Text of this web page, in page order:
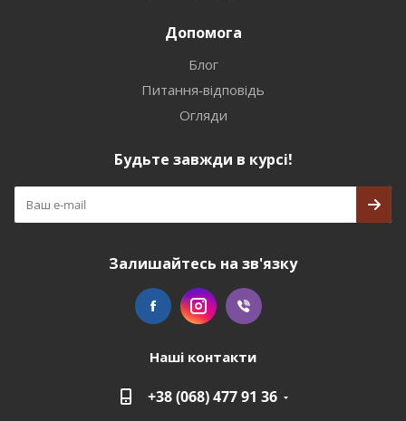
Допомога
Блог
Питання-відповідь
Огляди
Будьте завжди в курсі!
Залишайтесь на зв'язку
Наші контакти
+38 (068) 477 91 36